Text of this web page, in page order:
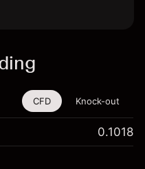
disponible pour
Knock-outs.
CFD Knock-out
0.1018